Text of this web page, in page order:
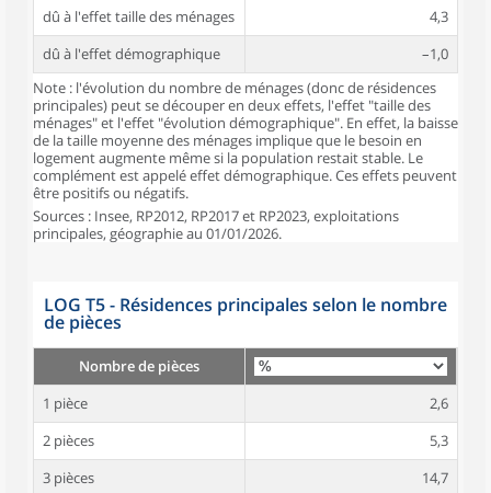
dû à l'effet taille des ménages
4,3
dû à l'effet démographique
–1,0
Note : l'évolution du nombre de ménages (donc de résidences
principales) peut se découper en deux effets, l'effet "taille des
ménages" et l'effet "évolution démographique". En effet, la baisse
de la taille moyenne des ménages implique que le besoin en
logement augmente même si la population restait stable. Le
complément est appelé effet démographique. Ces effets peuvent
être positifs ou négatifs.
Sources : Insee, RP2012, RP2017 et RP2023, exploitations
principales, géographie au 01/01/2026.
LOG T5 - Résidences principales selon le nombre
de pièces
Nombre de pièces
1 pièce
2,6
2 pièces
5,3
3 pièces
14,7